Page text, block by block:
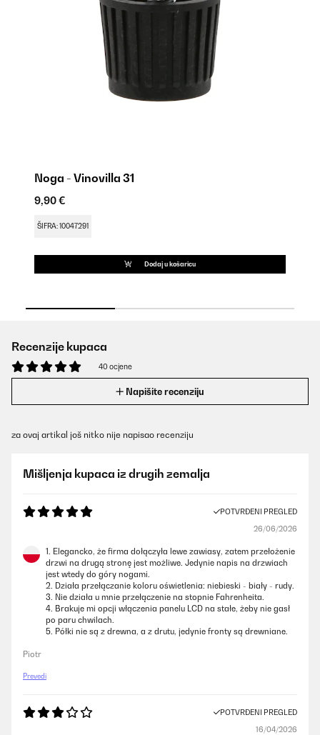
Noga - Vinovilla 31
9,90 €
ŠIFRA: 10047291
Dodaj u košaricu
Recenzije kupaca
40 ocjene
Napišite recenziju
za ovaj artikal još nitko nije napisao recenziju
Mišljenja kupaca iz drugih zemalja
POTVRĐENI PREGLED
26/06/2026
1. Elegancko, że firma dołączyła lewe zawiasy, zatem przełożenie
drzwi na drugą stronę jest możliwe. Jedynie napis na drzwiach
jest wtedy do góry nogami.
2. Działa przełączanie koloru oświetlenia: niebieski - biały - rudy.
3. Nie działa u mnie przełączenie na stopnie Fahrenheita.
4. Brakuje mi opcji włączenia panelu LCD na stałe, żeby nie gasł
po paru chwilach.
5. Półki nie są z drewna, a z drutu, jedynie fronty są drewniane.
Piotr
Prevedi
POTVRĐENI PREGLED
16/04/2026